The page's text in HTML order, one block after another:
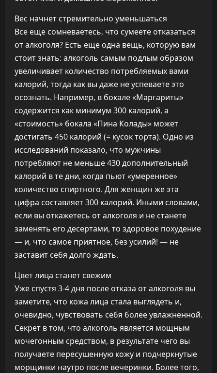
Вес начнет стремительно уменьшаться
Все еще сомневаетесь, что сумеете отказаться
от алкоголя? Есть еще одна вещь, которую вам
стоит знать: алкоголь самым подлым образом
увеличивает количество потребляемых вами
калорий, тогда как вы даже не успеваете это
осознать. Например, в бокале «Маргариты»
содержится как минимум 300 калорий, а
«стоимость» бокала «Пина Колады» может
достигать 450 калорий (= кусок торта). Одно из
исследований показало, что мужчины
потребляют не меньше 430 дополнительный
калорий в те дни, когда пьют «умеренное»
количество спиртного. Для женщин же эта
цифра составляет 300 калорий. Иными словами,
если вы откажетесь от алкоголя и не станете
заменять его десертами, то здоровое похудение
— и, что самое приятное, без усилий! — не
заставит себя долго ждать.
Цвет лица станет свежим
Уже спустя 3-4 дня после отказа от алкоголя вы
заметите, что кожа лица стала выглядеть и,
очевидно, чувствовать себя более увлажненной.
Секрет в том, что алкоголь является мощным
мочегонным средством, в результате чего вы
получаете пересушенную кожу и подчеркнутые
морщинки наутро после вечеринки. Более того,